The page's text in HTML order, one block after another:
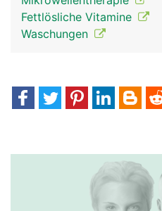
Fettlösliche Vitamine
Waschungen